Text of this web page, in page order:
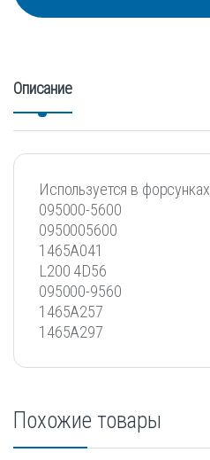
Описание
Используется в форсунках
095000-5600
0950005600
1465A041
L200 4D56
095000-9560
1465A257
1465А297
Похожие товары